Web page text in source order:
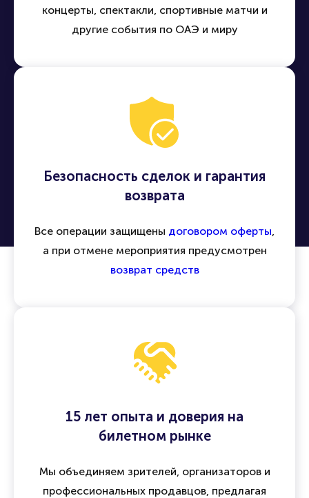
концерты, спектакли, спортивные матчи и
другие события по ОАЭ и миру
Безопасность сделок и гарантия
возврата
Все операции защищены договором оферты,
а при отмене мероприятия предусмотрен
возврат средств
15 лет опыта и доверия на
билетном рынке
Мы объединяем зрителей, организаторов и
профессиональных продавцов, предлагая